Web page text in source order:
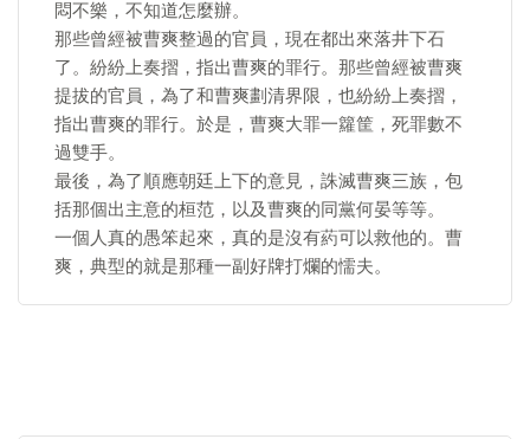
悶不樂，不知道怎麼辦。
那些曾經被曹爽整過的官員，現在都出來落井下石
了。紛紛上奏摺，指出曹爽的罪行。那些曾經被曹爽
提拔的官員，為了和曹爽劃清界限，也紛紛上奏摺，
指出曹爽的罪行。於是，曹爽大罪一籮筐，死罪數不
過雙手。
最後，為了順應朝廷上下的意見，誅滅曹爽三族，包
括那個出主意的桓范，以及曹爽的同黨何晏等等。
一個人真的愚笨起來，真的是沒有葯可以救他的。曹
爽，典型的就是那種一副好牌打爛的懦夫。